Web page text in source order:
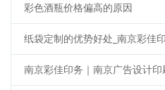
彩色酒瓶价格偏高的原因
纸袋定制的优势好处_南京彩佳
南京彩佳印务｜南京广告设计